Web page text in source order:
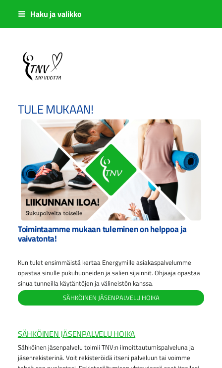
Siirry
sisältöön
Haku ja valikko
Sivuston etusivulle
TULE MUKAAN!
Toimintaamme mukaan tuleminen on helppoa ja
vaivatonta!
Kun tulet ensimmäistä kertaa Energymille asiakaspalvelumme
opastaa sinulle pukuhuoneiden ja salien sijainnit. Ohjaaja opastaa
sinua tunneilla käytäntöjen ja välineistön kanssa.
SÄHKÖINEN JÄSENPALVELU HOIKA
SÄHKÖINEN JÄSENPALVELU HOIKA
Sähköinen jäsenpalvelu toimii TNV:n ilmoittautumispalveluna ja
jäsenrekisterinä. Voit rekisteröidä itseni palveluun tai voimme